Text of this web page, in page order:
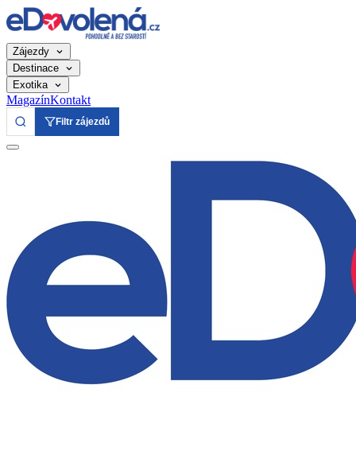
Zájezdy
Destinace
Exotika
MagazínKontakt
Filtr zájezdů